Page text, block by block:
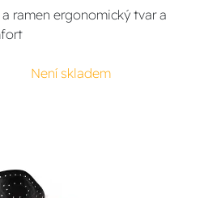
ramen ergonomický tvar a
Není skladem